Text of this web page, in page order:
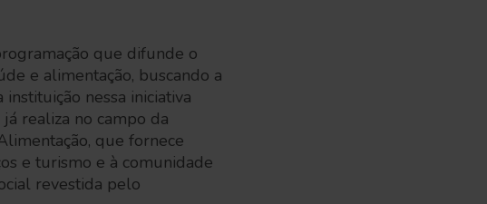
que difunde o
e alimentação, buscando a
nessa iniciativa
realiza no campo da
que fornece
e turismo e à comunidade
revestida pelo